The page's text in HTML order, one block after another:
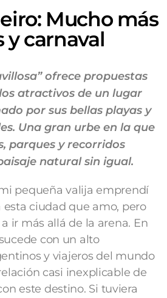
Mucho más
y carnaval
ofrece propuestas
atractivos de un lugar
por sus bellas playas y
Una gran urbe en la que
parques y recorridos
natural sin igual.
pequeña valija emprendí
esta ciudad que amo, pero
ir más allá de la arena. En
con un alto
y viajeros del mundo
casi inexplicable de
este destino. Si tuviera